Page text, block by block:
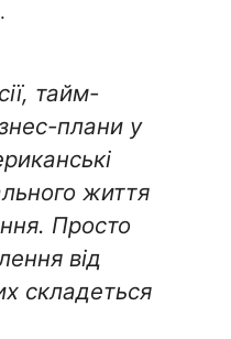
тайм-
плани у
життя
Просто
від
складеться